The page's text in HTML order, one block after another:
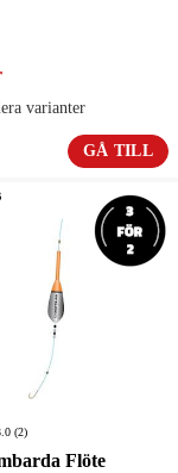
varianter
GÅ TILL
(2)
Flöte